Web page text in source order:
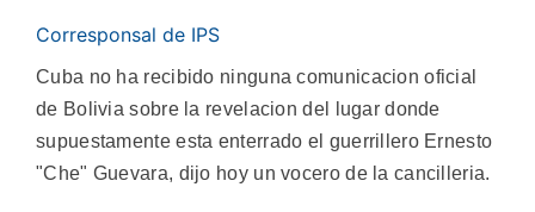
Corresponsal de IPS
Cuba no ha recibido ninguna comunicacion oficial
de Bolivia sobre la revelacion del lugar donde
supuestamente esta enterrado el guerrillero Ernesto
"Che" Guevara, dijo hoy un vocero de la cancilleria.